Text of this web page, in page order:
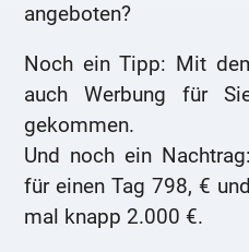
angeboten?
Noch ein Tipp: Mit
auch Werbung für
gekommen.
Und noch ein
für einen Tag 798, €
mal knapp 2.000 €.